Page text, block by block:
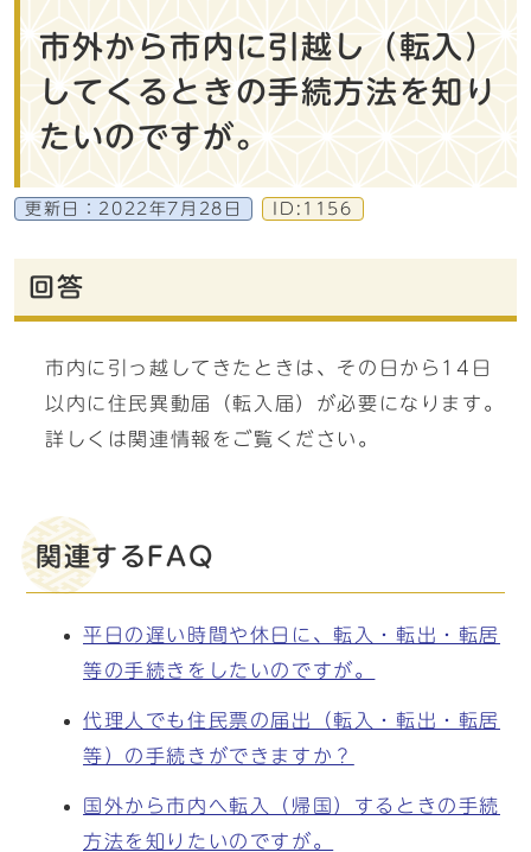
市外から市内に引越し（転入）
してくるときの手続方法を知り
たいのですが。
更新日： 2022年7月28日 ID:1156
回答
市内に引っ越してきたときは、その日から14日
以内に住民異動届（転入届）が必要になります。
詳しくは関連情報をご覧ください。
関連するFAQ
平日の遅い時間や休日に、転入・転出・転居
等の手続きをしたいのですが。
代理人でも住民票の届出（転入・転出・転居
等）の手続きができますか？
国外から市内へ転入（帰国）するときの手続
方法を知りたいのですが。